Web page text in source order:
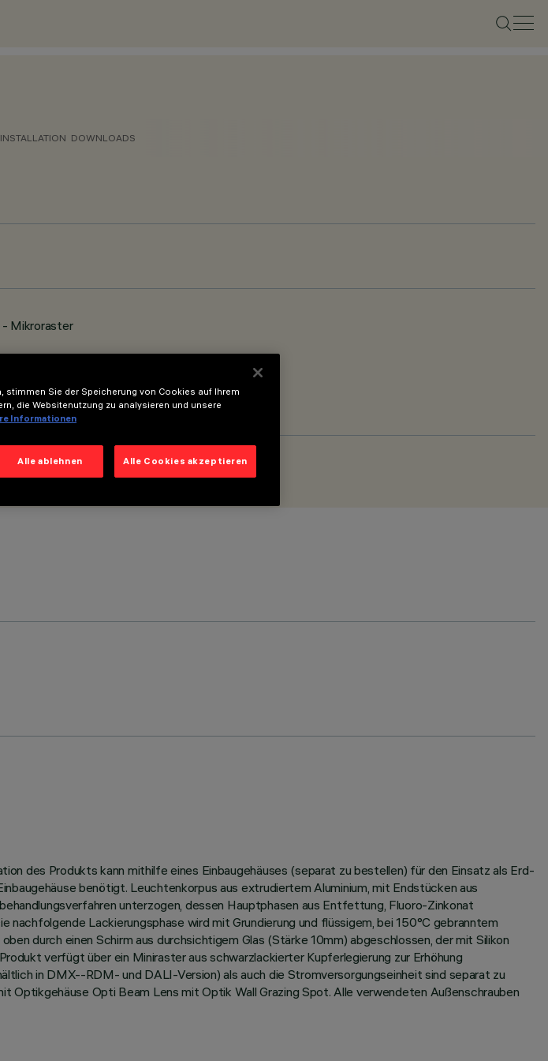
INSTALLATION DOWNLOADS
- Mikroraster
des Produkts kann mithilfe eines Einbaugehäuses (separat zu bestellen) für den Einsatz als Erd-
benötigt. Leuchtenkorpus aus extrudiertem Aluminium, mit Endstücken aus
unterzogen, dessen Hauptphasen aus Entfettung, Fluoro-Zinkonat
Lackierungsphase wird mit Grundierung und flüssigem, bei 150°C gebranntem
durch einen Schirm aus durchsichtigem Glas (Stärke 10mm) abgeschlossen, der mit Silikon
verfügt über ein Miniraster aus schwarzlackierter Kupferlegierung zur Erhöhung
in DMX--RDM- und DALI-Version) als auch die Stromversorgungseinheit sind separat zu
Opti Beam Lens mit Optik Wall Grazing Spot. Alle verwendeten Außenschrauben
stimmen Sie der Speicherung von Cookies auf Ihrem
die Websitenutzung zu analysieren und unsere
Informationen
Alle ablehnen Alle Cookies akzeptieren